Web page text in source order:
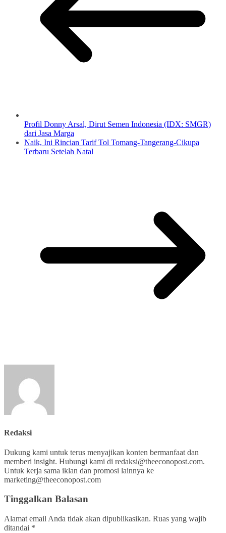
Profil Donny Arsal, Dirut Semen Indonesia (IDX: SMGR)
dari Jasa Marga
Naik, Ini Rincian Tarif Tol Tomang-Tangerang-Cikupa
Terbaru Setelah Natal
Redaksi
Dukung kami untuk terus menyajikan konten bermanfaat dan
memberi insight. Hubungi kami di redaksi@theeconopost.com.
Untuk kerja sama iklan dan promosi lainnya ke
marketing@theeconopost.com
Tinggalkan Balasan
Alamat email Anda tidak akan dipublikasikan. Ruas yang wajib
ditandai *